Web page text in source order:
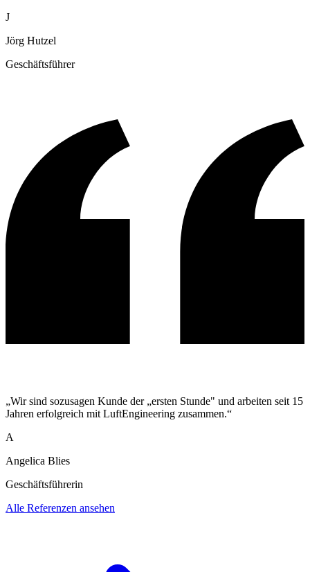
J
Jörg Hutzel
Geschäftsführer
„Wir sind sozusagen Kunde der „ersten Stunde" und arbeiten seit 15
Jahren erfolgreich mit LuftEngineering zusammen.“
A
Angelica Blies
Geschäftsführerin
Alle Referenzen ansehen